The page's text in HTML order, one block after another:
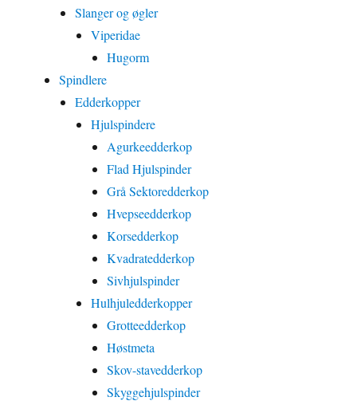
Slanger og øgler
Viperidae
Hugorm
Spindlere
Edderkopper
Hjulspindere
Agurkeedderkop
Flad Hjulspinder
Grå Sektoredderkop
Hvepseedderkop
Korsedderkop
Kvadratedderkop
Sivhjulspinder
Hulhjuledderkopper
Grotteedderkop
Høstmeta
Skov-stavedderkop
Skyggehjulspinder